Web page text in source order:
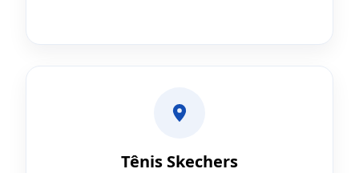
Tênis Skechers